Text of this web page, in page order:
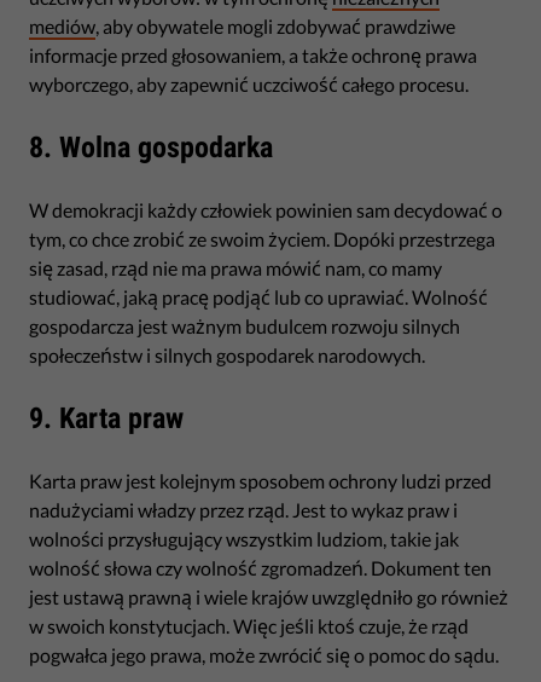
mediów , aby obywatele mogli zdobywać prawdziwe
informacje przed głosowaniem, a także ochronę prawa
wyborczego, aby zapewnić uczciwość całego procesu.
8. Wolna gospodarka
W demokracji każdy człowiek powinien sam decydować o
tym, co chce zrobić ze swoim życiem. Dopóki przestrzega
się zasad, rząd nie ma prawa mówić nam, co mamy
studiować, jaką pracę podjąć lub co uprawiać. Wolność
gospodarcza jest ważnym budulcem rozwoju silnych
społeczeństw i silnych gospodarek narodowych.
9. Karta praw
Karta praw jest kolejnym sposobem ochrony ludzi przed
nadużyciami władzy przez rząd. Jest to wykaz praw i
wolności przysługujący wszystkim ludziom, takie jak
wolność słowa czy wolność zgromadzeń. Dokument ten
jest ustawą prawną i wiele krajów uwzględniło go również
w swoich konstytucjach. Więc jeśli ktoś czuje, że rząd
pogwałca jego prawa, może zwrócić się o pomoc do sądu.